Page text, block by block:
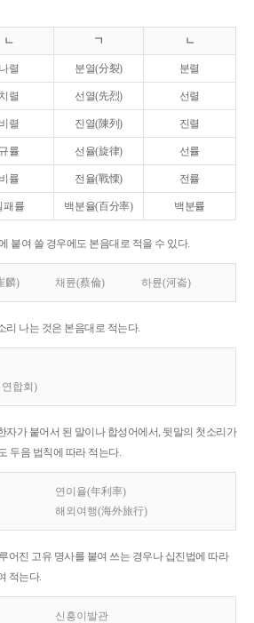
ㄴ ㄱ ㄴ
나렬 분열(分裂) 분렬
치렬 선열(先烈) 선렬
비렬 진열(陳列) 진렬
규률 선율(旋律) 선률
비률 전율(戰慄) 전률
패률 백분율(百分率) 백분률
붙여 쓸 경우에도 본음대로 적을 수 있다.
麟) 채륜(蔡倫) 하륜(河崙)
리 나는 것은 본음대로 적는다.
합회)
자가 붙어서 된 말이나 합성어에서, 뒷말의 첫소리가
두음 법칙에 따라 적는다.
연이율(年利率)
해외여행(海外旅行)
어진 고유 명사를 붙여 쓰는 경우나 십진법에 따라
적는다.
신흥이발관